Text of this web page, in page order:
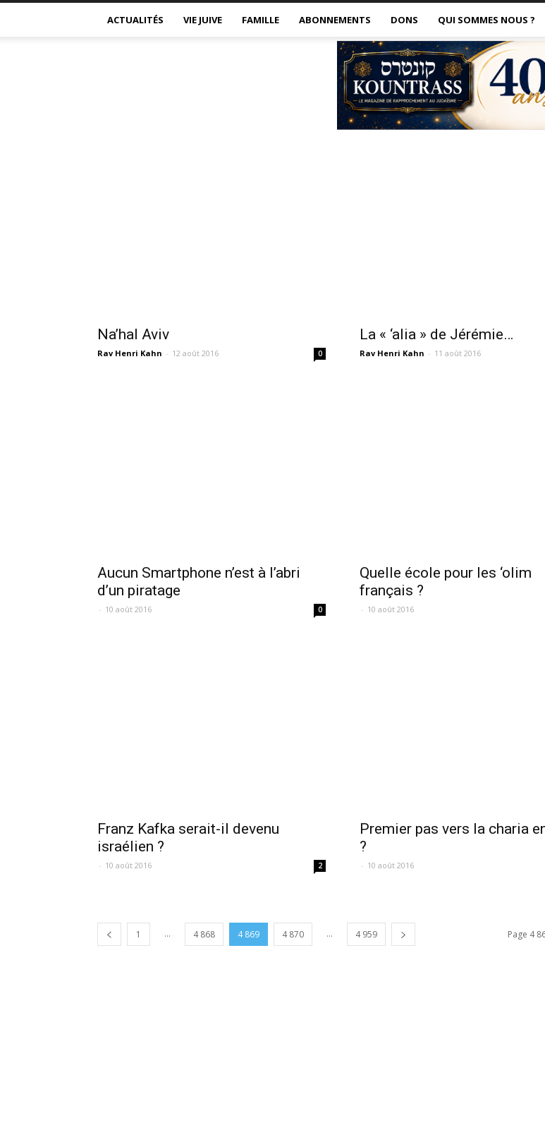
ACTUALITÉS VIE JUIVE FAMILLE ABONNEMENTS DONS QUI SOMMES NOUS ?
Na’hal Aviv
Rav Henri Kahn - 12 août 2016 0
La « ‘alia » de Jérémie…
Rav Henri Kahn - 11 août 2016
Aucun Smartphone n’est à l’abri
d’un piratage
- 10 août 2016 0
Quelle école pour les ‘olim
français ?
- 10 août 2016
Franz Kafka serait-il devenu
israélien ?
- 10 août 2016 2
Premier pas vers la charia
?
- 10 août 2016
1 ... 4 868 4 869 4 870 ... 4 959 Page 4